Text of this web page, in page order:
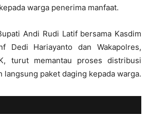
warga penerima manfaat.
Andi Rudi Latif bersama Kasdim
Dedi Hariayanto dan Wakapolres,
turut memantau proses distribusi
langsung paket daging kepada warga.